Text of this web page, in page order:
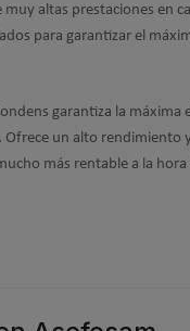
altas prestaciones en
para garantizar el
garantiza la máxima
Ofrece un alto rendimiento
más rentable a la hora